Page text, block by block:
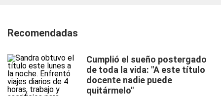
Recomendadas
Cumplió el sueño postergado
de toda la vida: "A este título
docente nadie puede
quitármelo"